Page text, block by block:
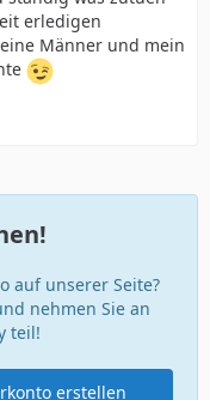
erledigen
Männer und mein
auf unserer Seite?
nehmen Sie an
teil!
erstellen